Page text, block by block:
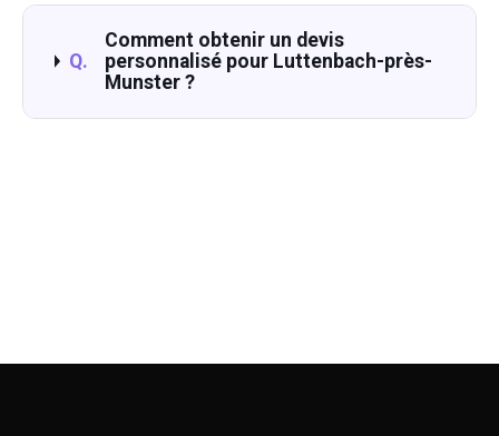
Q.
Comment obtenir un devis
personnalisé pour Luttenbach-près-
Munster ?